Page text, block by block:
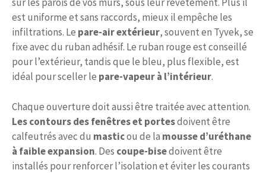
est uniforme et sans raccords, mieux il empêche les
infiltrations. Le pare-air extérieur, souvent en Tyvek, se
fixe avec du ruban adhésif. Le ruban rouge est conseillé
pour l’extérieur, tandis que le bleu, plus flexible, est
idéal pour sceller le pare-vapeur à l’intérieur.
Chaque ouverture doit aussi être traitée avec attention.
Les contours des fenêtres et portesdoivent être
calfeutrés avec du masticou de la mousse d’uréthane
à faible expansion. Des coupe-bisedoivent être
installés pour renforcer l’isolation et éviter les courants